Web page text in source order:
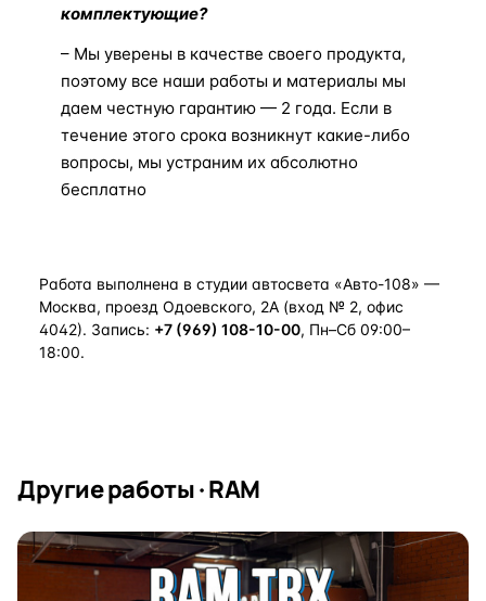
комплектующие?
– Мы уверены в качестве своего продукта,
поэтому все наши работы и материалы мы
даем честную гарантию — 2 года. Если в
течение этого срока возникнут какие-либо
вопросы, мы устраним их абсолютно
бесплатно
Работа выполнена в студии автосвета «Авто-108» —
Москва, проезд Одоевского, 2А (вход № 2, офис
4042). Запись: +7 (969) 108-10-00, Пн–Сб 09:00–
18:00.
Другие работы · RAM